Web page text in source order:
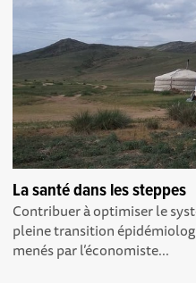
La santé dans les steppes
Contribuer à optimiser le
pleine transition
menés par l’économiste...